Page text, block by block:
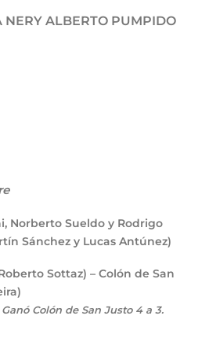
NERY ALBERTO PUMPIDO
Norberto Sueldo y Rodrigo
Sánchez y Lucas Antúnez)
Sottaz) – Colón de San
Colón de San Justo 4 a 3.